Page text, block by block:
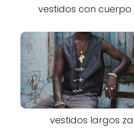
vestidos con
vestidos largos